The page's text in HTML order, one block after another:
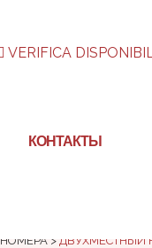
VERIFICA
КОНТАКТЫ
НОМЕРА > ДВУХМЕСТНЫЙ